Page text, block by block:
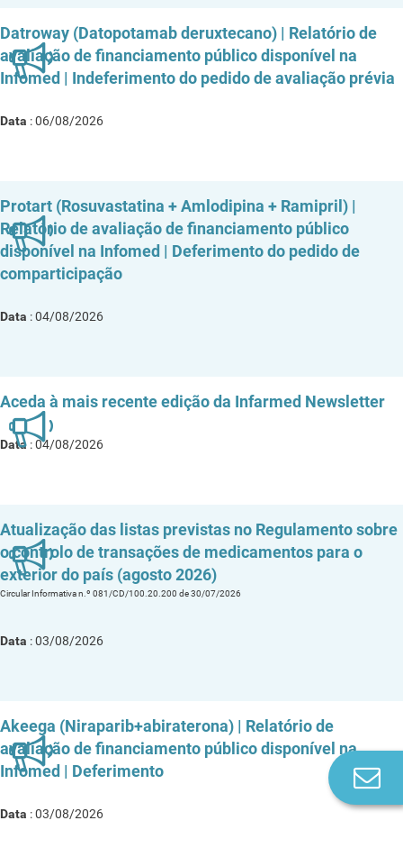
Datroway (Datopotamab deruxtecano) | Relatório de
avaliação de financiamento público disponível na
Infomed | Indeferimento do pedido de avaliação prévia
Data : 06/08/2026
Protart (Rosuvastatina + Amlodipina + Ramipril) |
Relatório de avaliação de financiamento público
disponível na Infomed | Deferimento do pedido de
comparticipação
Data : 04/08/2026
Aceda à mais recente edição da Infarmed Newsletter
Data : 04/08/2026
Atualização das listas previstas no Regulamento sobre
o controlo de transações de medicamentos para o
exterior do país (agosto 2026)
Circular Informativa n.º 081/CD/100.20.200 de 30/07/2026
Data : 03/08/2026
Akeega (Niraparib+abiraterona) | Relatório de
avaliação de financiamento público disponível na
Infomed | Deferimento
Data : 03/08/2026